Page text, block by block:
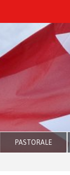
PASTORALE